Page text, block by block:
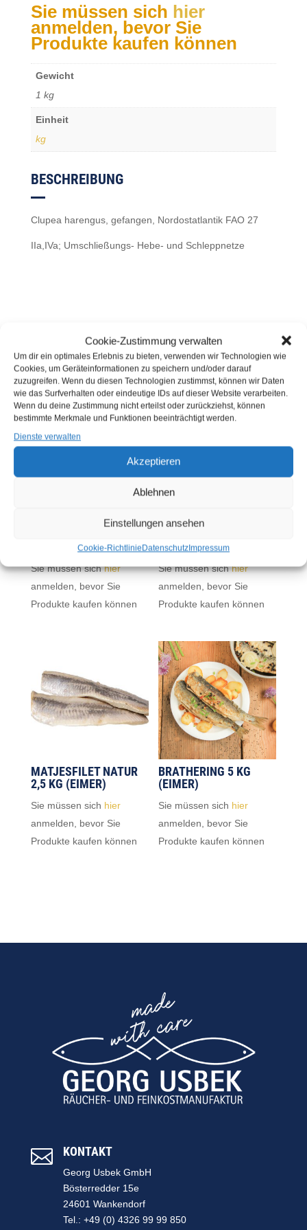
Cookie-Zustimmung verwalten
Um dir ein optimales Erlebnis zu bieten, verwenden wir Technologien wie
Cookies, um Geräteinformationen zu speichern und/oder darauf
zuzugreifen. Wenn du diesen Technologien zustimmst, können wir Daten
wie das Surfverhalten oder eindeutige IDs auf dieser Website verarbeiten.
Wenn du deine Zustimmung nicht erteilst oder zurückziehst, können
bestimmte Merkmale und Funktionen beeinträchtigt werden.
Dienste verwalten
Akzeptieren
Ablehnen
Einstellungen ansehen
Cookie-RichtlinieDatenschutzImpressum
Sie müssen sich hier
anmelden, bevor Sie
Produkte kaufen können
Gewicht
1 kg
Einheit
kg
BESCHREIBUNG
Clupea harengus, gefangen, Nordostatlantik FAO 27
IIa,IVa; Umschließungs- Hebe- und Schleppnetze
ÄHNLICHE PRODUKTE
KG (EIMER)
Sie müssen sichhier
anmelden, bevor Sie
Produkte kaufen können
FILET 5 KG (EIMER)
Sie müssen sichhier
anmelden, bevor Sie
Produkte kaufen können
MATJESFILET NATUR
2,5 KG (EIMER)
Sie müssen sich hier
anmelden, bevor Sie
Produkte kaufen können
BRATHERING 5 KG
(EIMER)
Sie müssen sich hier
anmelden, bevor Sie
Produkte kaufen können
 KONTAKT
Georg Usbek GmbH
Bösterredder 15e
24601 Wankendorf
Tel.: +49 (0) 4326 99 99 850